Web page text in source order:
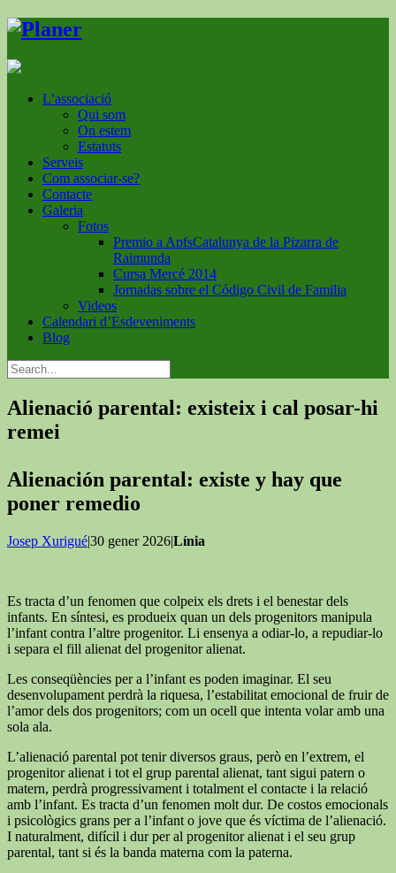
L’associació
Qui som
On estem
Estatuts
Serveis
Com associar-se?
Contacte
Galeria
Fotos
Premio a ApfsCatalunya de la Pizarra de
Raimunda
Cursa Mercé 2014
Jornadas sobre el Código Civil de Familia
Videos
Calendari d’Esdeveniments
Blog
Alienació parental: existeix i cal posar-hi
remei
Alienación parental: existe y hay que
poner remedio
Josep Xurigué|30 gener 2026|Línia
Es tracta d’un fenomen que colpeix els drets i el benestar dels
infants. En síntesi, es produeix quan un dels progenitors manipula
l’infant contra l’altre progenitor. Li ensenya a odiar-lo, a repudiar-lo
i separa el fill alienat del progenitor alienat.
Les conseqüències per a l’infant es poden imaginar. El seu
desenvolupament perdrà la riquesa, l’estabilitat emocional de fruir de
l’amor dels dos progenitors; com un ocell que intenta volar amb una
sola ala.
L’alienació parental pot tenir diversos graus, però en l’extrem, el
progenitor alienat i tot el grup parental alienat, tant sigui patern o
matern, perdrà progressivament i totalment el contacte i la relació
amb l’infant. Es tracta d’un fenomen molt dur. De costos emocionals
i psicològics grans per a l’infant o jove que és víctima de l’alienació.
I naturalment, difícil i dur per al progenitor alienat i el seu grup
parental, tant si és la banda materna com la paterna.